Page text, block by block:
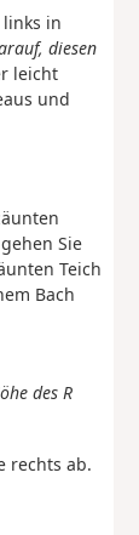
in
diesen
leicht
und
Sie
Teich
Bach
des R
rechts ab.